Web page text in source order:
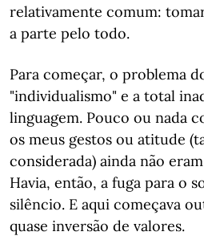
relativamente comum:
a parte pelo todo.
Para começar, o problema
"individualismo" e a total
linguagem. Pouco ou nada
os meus gestos ou atitude
considerada) ainda não
Havia, então, a fuga para o
silêncio. E aqui começava
quase inversão de valores.